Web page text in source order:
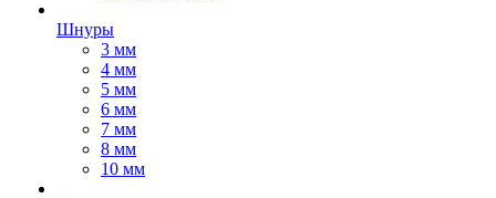
Шнуры
3 мм
4 мм
5 мм
6 мм
7 мм
8 мм
10 мм